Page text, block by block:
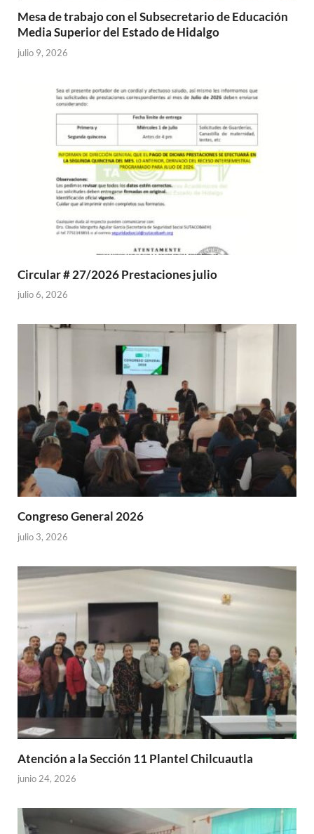
Mesa de trabajo con el Subsecretario de Educación
Media Superior del Estado de Hidalgo
julio 9, 2026
Circular # 27/2026 Prestaciones julio
julio 6, 2026
Congreso General 2026
julio 3, 2026
Atención a la Sección 11 Plantel Chilcuautla
junio 24, 2026